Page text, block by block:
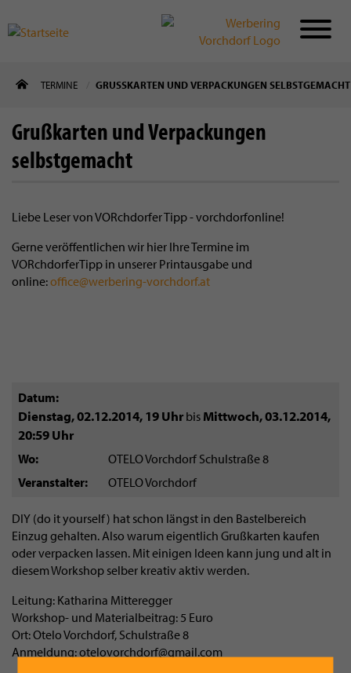
zum
TERMINE GRUSSKARTEN UND VERPACKUNGEN SELBSTGEMACHT
Grußkarten und Verpackungen
selbstgemacht
Liebe Leser von VORchdorfer Tipp - vorchdorfonline!
Gerne veröffentlichen wir hier Ihre Termine im
VORchdorferTipp in unserer Printausgabe und
online:office@werbering-vorchdorf.at
Datum
Dienstag, 02.12.2014,19 Uhr bis Mittwoch, 03.12.2014,
20:59 Uhr
Wo
OTELO Vorchdorf Schulstraße 8
Veranstalter
OTELO Vorchdorf
DIY (do it yourself) hat schon längst in den Bastelbereich
Einzug gehalten. Also warum eigentlich Grußkarten kaufen
oder verpacken lassen. Mit einigen Ideen kann jung und alt in
diesem Workshop selber kreativ aktiv werden.
Leitung: Katharina Mitteregger
Workshop- und Materialbeitrag: 5 Euro
Ort: Otelo Vorchdorf, Schulstraße 8
Anmeldung: otelovorchdorf@gmail.com